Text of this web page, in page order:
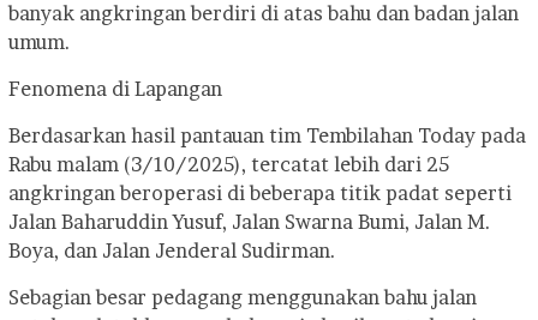
banyak angkringan berdiri di atas bahu dan badan jalan
umum.
Fenomena di Lapangan
Berdasarkan hasil pantauan tim Tembilahan Today pada
Rabu malam (3/10/2025), tercatat lebih dari 25
angkringan beroperasi di beberapa titik padat seperti
Jalan Baharuddin Yusuf, Jalan Swarna Bumi, Jalan M.
Boya, dan Jalan Jenderal Sudirman.
Sebagian besar pedagang menggunakan bahu jalan